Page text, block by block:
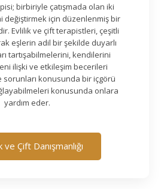
birbiriyle çatışmada olan iki
değiştirmek için düzenlenmiş bir
Evlilik ve çift terapistleri, çeşitli
eşlerin adil bir şekilde duyarlı
tartışabilmelerini, kendilerini
ilişki ve etkileşim becerileri
sorunları konusunda bir içgörü
konusunda onlara
yardım eder.
ve Çift Danışmanlığı